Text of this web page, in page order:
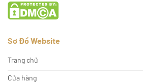
Sơ Đồ Website
Trang chủ
Cửa hàng